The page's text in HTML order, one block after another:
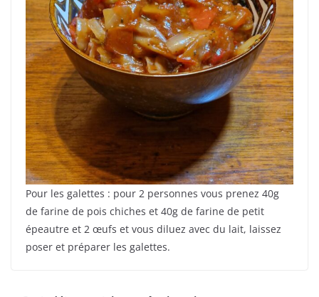
Pour les galettes : pour 2 personnes vous prenez 40g
de farine de pois chiches et 40g de farine de petit
épeautre et 2 œufs et vous diluez avec du lait, laissez
poser et préparer les galettes.